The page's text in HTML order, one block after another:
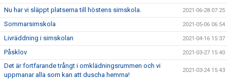
Nu har vi släppt platserna till höstens simskola. 2021-06-28 07:25
Sommarsimskola 2021-05-06 06:54
Livräddning i simskolan 2021-04-16 15:37
Påsklov 2021-03-27 15:40
Det är fortfarande trångt i omklädningsrummen och vi
uppmanar alla som kan att duscha hemma!
2021-03-24 15:43